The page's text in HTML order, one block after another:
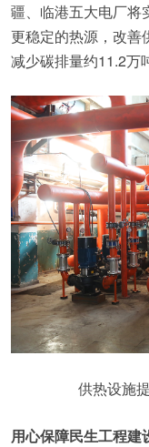
疆、临港五大电厂将
更稳定的热源，改善
减少碳排量约11.2万
供热设施
用心保障民生工程建